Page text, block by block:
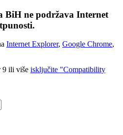
BiH ne podržava Internet
Internet Explorer, Google Chrome,
9 ili više isključite "Compatibility